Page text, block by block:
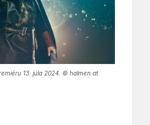
13. júla 2024. © halmen.at